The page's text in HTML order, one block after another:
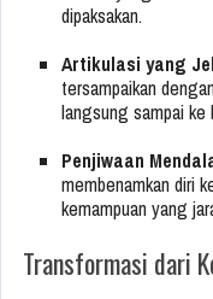
dipaksakan.
Artikulasi yang
tersampaikan
langsung sampai ke
Penjiwaan
membenamkan diri
kemampuan yang
Transformasi dari